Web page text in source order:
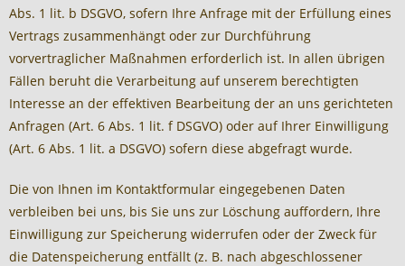
Abs. 1 lit. b DSGVO, sofern Ihre Anfrage mit der Erfüllung eines
Vertrags zusammenhängt oder zur Durchführung
vorvertraglicher Maßnahmen erforderlich ist. In allen übrigen
Fällen beruht die Verarbeitung auf unserem berechtigten
Interesse an der effektiven Bearbeitung der an uns gerichteten
Anfragen (Art. 6 Abs. 1 lit. f DSGVO) oder auf Ihrer Einwilligung
(Art. 6 Abs. 1 lit. a DSGVO) sofern diese abgefragt wurde.
Die von Ihnen im Kontaktformular eingegebenen Daten
verbleiben bei uns, bis Sie uns zur Löschung auffordern, Ihre
Einwilligung zur Speicherung widerrufen oder der Zweck für
die Datenspeicherung entfällt (z. B. nach abgeschlossener